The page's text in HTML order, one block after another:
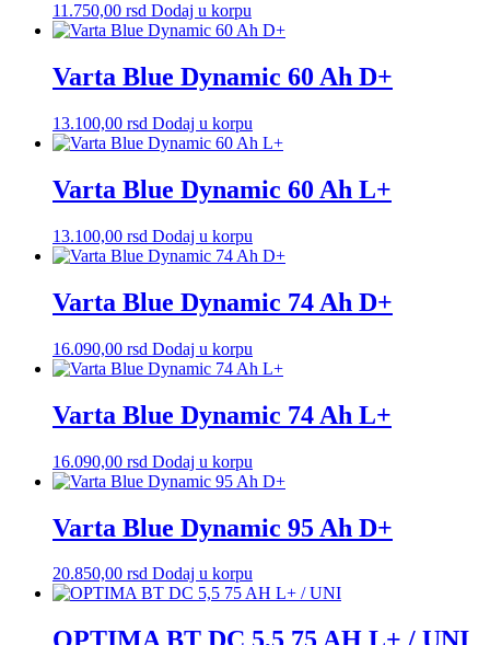
11.750,00 rsd Dodaj u korpu
Varta Blue Dynamic 60 Ah D+
13.100,00 rsd Dodaj u korpu
Varta Blue Dynamic 60 Ah L+
13.100,00 rsd Dodaj u korpu
Varta Blue Dynamic 74 Ah D+
16.090,00 rsd Dodaj u korpu
Varta Blue Dynamic 74 Ah L+
16.090,00 rsd Dodaj u korpu
Varta Blue Dynamic 95 Ah D+
20.850,00 rsd Dodaj u korpu